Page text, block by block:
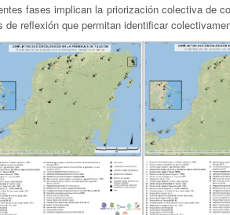
fases implican la priorización colectiva de
reflexión que permitan identificar